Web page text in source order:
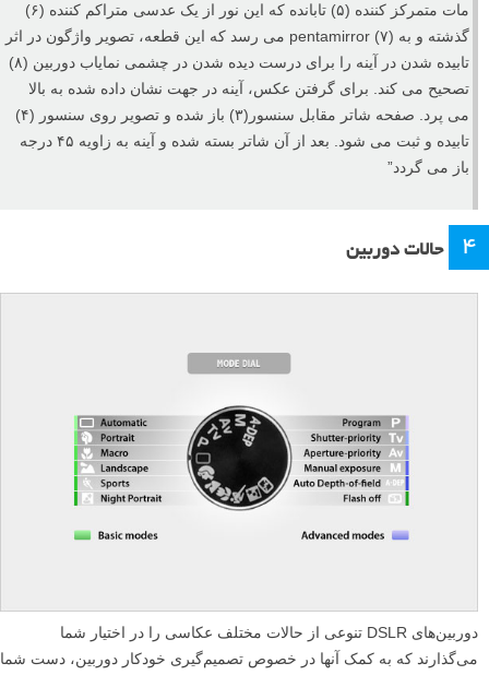
مات متمرکز کننده (۵) تابانده که این نور از یک عدسی متراکم کننده (۶)
گذشته و به (۷) pentamirror می رسد که این قطعه، تصویر واژگون در اثر
تابیده شدن در آینه را برای درست دیده شدن در چشمی نمایاب دوربین (۸)
تصحیح می کند. برای گرفتن عکس، آینه در جهت نشان داده شده به بالا
می پرد. صفحه شاتر مقابل سنسور(۳) باز شده و تصویر روی سنسور (۴)
تابیده و ثبت می شود. بعد از آن شاتر بسته شده و آینه به زاویه ۴۵ درجه
باز می گردد”
۴ حالات دوربین
دوربین‌های DSLR تنوعی از حالات مختلف عکاسی را در اختیار شما
می‌گذارند که به کمک آنها در خصوص تصمیم‌گیری خودکار دوربین، دست شما